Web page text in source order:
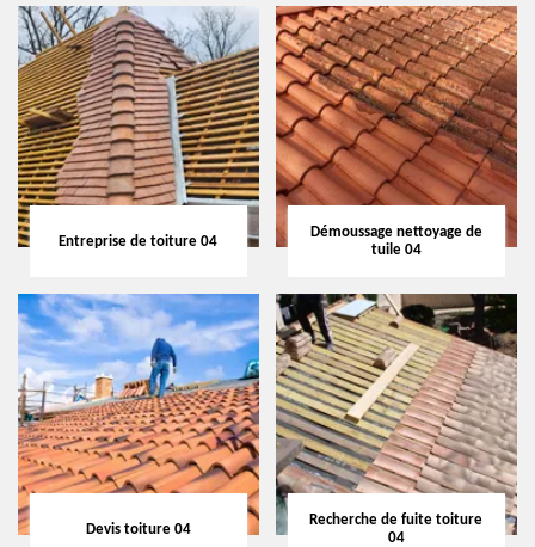
Entreprise de toiture 04
Démoussage nettoyage de
tuile 04
Devis toiture 04
Recherche de fuite toiture
04